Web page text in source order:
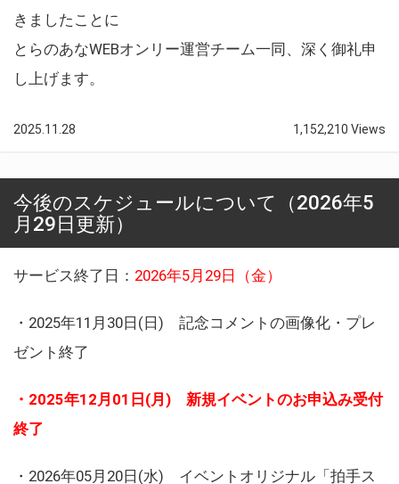
きましたことに
とらのあなWEBオンリー運営チーム一同、深く御礼申
し上げます。
2025.11.28 1,152,210 Views
今後のスケジュールについて（2026年5
月29日更新）
サービス終了日： 2026年5月29日（金）
・2025年11月30日(日) 記念コメントの画像化・プレ
ゼント終了
・2025年12月01日(月) 新規イベントのお申込み受付
終了
・2026年05月20日(水) イベントオリジナル「拍手ス